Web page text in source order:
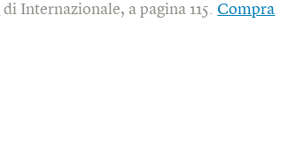
di Internazionale, a pagina 115.Compra